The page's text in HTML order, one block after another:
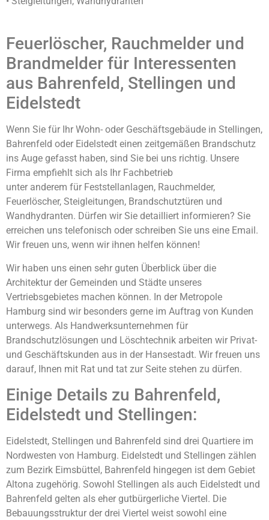
Feuerlöscher, Rauchmelder und
Brandmelder für Interessenten
aus Bahrenfeld, Stellingen und
Eidelstedt
Wenn Sie für Ihr Wohn- oder Geschäftsgebäude in Stellingen,
Bahrenfeld oder Eidelstedt einen zeitgemäßen Brandschutz
ins Auge gefasst haben, sind Sie bei uns richtig. Unsere
Firma empfiehlt sich als Ihr Fachbetrieb
unter anderem für Feststellanlagen, Rauchmelder,
Feuerlöscher, Steigleitungen, Brandschutztüren und
Wandhydranten. Dürfen wir Sie detailliert informieren? Sie
erreichen uns telefonisch oder schreiben Sie uns eine Email.
Wir freuen uns, wenn wir ihnen helfen können!
Wir haben uns einen sehr guten Überblick über die
Architektur der Gemeinden und Städte unseres
Vertriebsgebietes machen können. In der Metropole
Hamburg sind wir besonders gerne im Auftrag von Kunden
unterwegs. Als Handwerksunternehmen für
Brandschutzlösungen und Löschtechnik arbeiten wir Privat-
und Geschäftskunden aus in der Hansestadt. Wir freuen uns
darauf, Ihnen mit Rat und tat zur Seite stehen zu dürfen.
Einige Details zu Bahrenfeld,
Eidelstedt und Stellingen:
Eidelstedt, Stellingen und Bahrenfeld sind drei Quartiere im
Nordwesten von Hamburg. Eidelstedt und Stellingen zählen
zum Bezirk Eimsbüttel, Bahrenfeld hingegen ist dem Gebiet
Altona zugehörig. Sowohl Stellingen als auch Eidelstedt und
Bahrenfeld gelten als eher gutbürgerliche Viertel. Die
Bebauungsstruktur der drei Viertel weist sowohl eine